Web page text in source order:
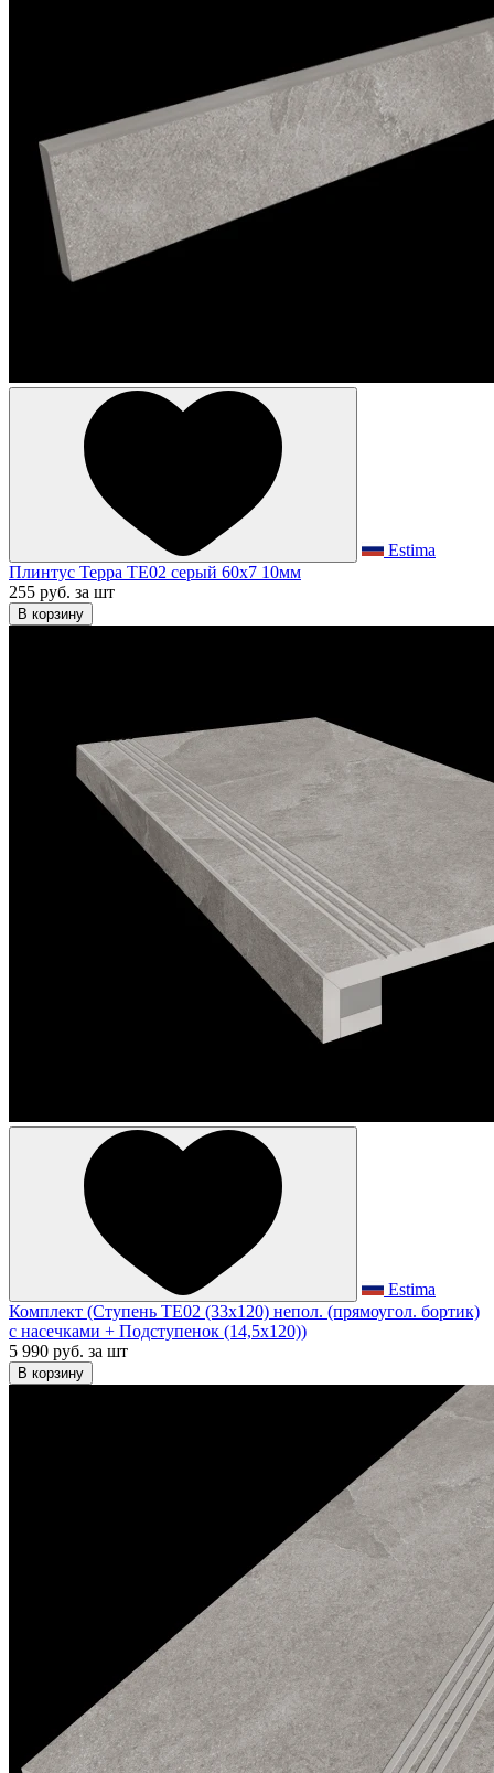
Estima
Плинтус Терра TE02 серый 60x7 10мм
255 руб. за шт
В корзину
Estima
Комплект (Ступень TE02 (33x120) непол. (прямоугол. бортик)
с насечками + Подступенок (14,5x120))
5 990 руб. за шт
В корзину